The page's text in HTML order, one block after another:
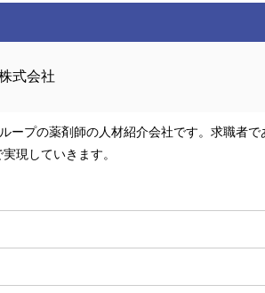
式会社
ープの薬剤師の人材紹介会社です。求職者
現していきます。